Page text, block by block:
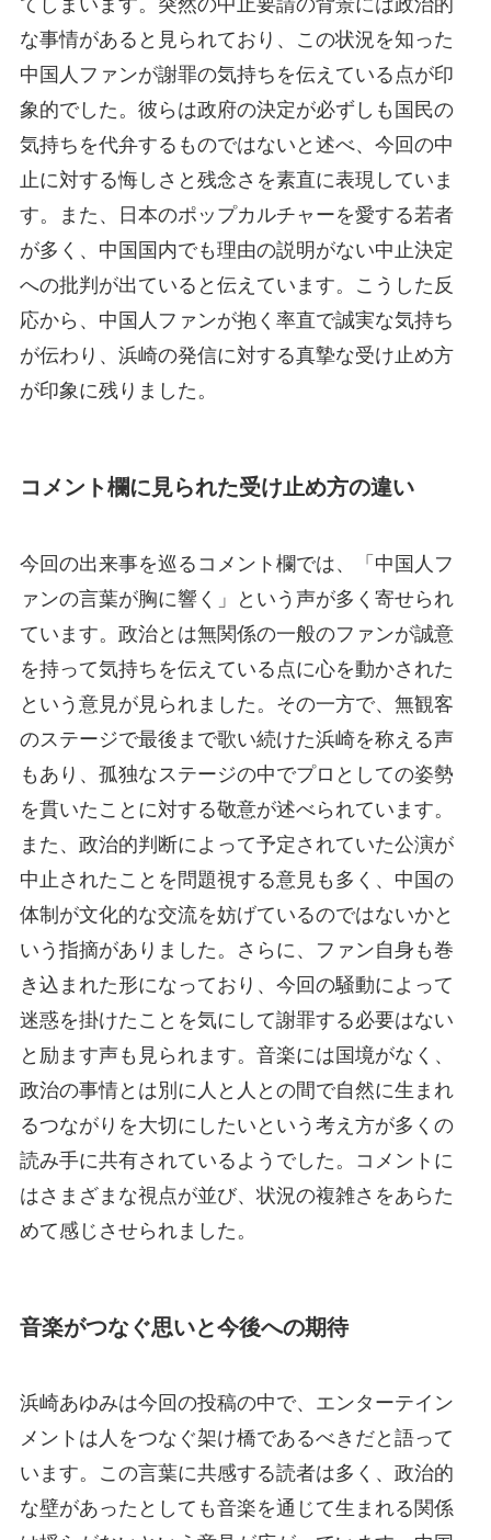
てしまいます。突然の中止要請の背景には政治的
な事情があると見られており、この状況を知った
中国人ファンが謝罪の気持ちを伝えている点が印
象的でした。彼らは政府の決定が必ずしも国民の
気持ちを代弁するものではないと述べ、今回の中
止に対する悔しさと残念さを素直に表現していま
す。また、日本のポップカルチャーを愛する若者
が多く、中国国内でも理由の説明がない中止決定
への批判が出ていると伝えています。こうした反
応から、中国人ファンが抱く率直で誠実な気持ち
が伝わり、浜崎の発信に対する真摯な受け止め方
が印象に残りました。
コメント欄に見られた受け止め方の違い
今回の出来事を巡るコメント欄では、「中国人フ
ァンの言葉が胸に響く」という声が多く寄せられ
ています。政治とは無関係の一般のファンが誠意
を持って気持ちを伝えている点に心を動かされた
という意見が見られました。その一方で、無観客
のステージで最後まで歌い続けた浜崎を称える声
もあり、孤独なステージの中でプロとしての姿勢
を貫いたことに対する敬意が述べられています。
また、政治的判断によって予定されていた公演が
中止されたことを問題視する意見も多く、中国の
体制が文化的な交流を妨げているのではないかと
いう指摘がありました。さらに、ファン自身も巻
き込まれた形になっており、今回の騒動によって
迷惑を掛けたことを気にして謝罪する必要はない
と励ます声も見られます。音楽には国境がなく、
政治の事情とは別に人と人との間で自然に生まれ
るつながりを大切にしたいという考え方が多くの
読み手に共有されているようでした。コメントに
はさまざまな視点が並び、状況の複雑さをあらた
めて感じさせられました。
音楽がつなぐ思いと今後への期待
浜崎あゆみは今回の投稿の中で、エンターテイン
メントは人をつなぐ架け橋であるべきだと語って
います。この言葉に共感する読者は多く、政治的
な壁があったとしても音楽を通じて生まれる関係